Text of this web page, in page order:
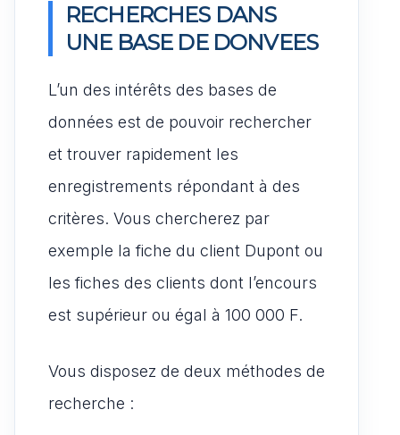
RECHERCHES DANS
UNE BASE DE DONVEES
L’un des intérêts des bases de
données est de pouvoir rechercher
et trouver rapidement les
enregistrements répondant à des
critères. Vous chercherez par
exemple la fiche du client Dupont ou
les fiches des clients dont l’encours
est supérieur ou égal à 100 000 F.
Vous disposez de deux méthodes de
recherche :